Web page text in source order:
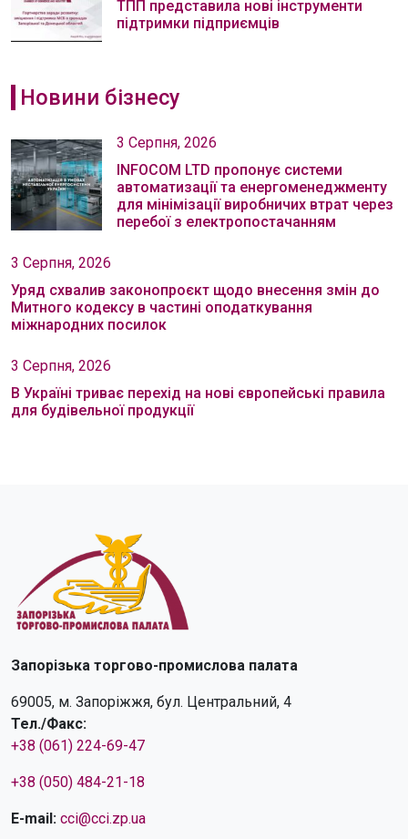
ТПП представила нові інструменти
підтримки підприємців
Новини бізнесу
3 Серпня, 2026
INFOCOM LTD пропонує системи
автоматизації та енергоменеджменту
для мінімізації виробничих втрат через
перебої з електропостачанням
3 Серпня, 2026
Уряд схвалив законопроєкт щодо внесення змін до
Митного кодексу в частині оподаткування
міжнародних посилок
3 Серпня, 2026
В Україні триває перехід на нові європейські правила
для будівельної продукції
Запорізька торгово-промислова палата
69005, м. Запоріжжя, бул. Центральний, 4
Тел./Факс:
+38 (061) 224-69-47
+38 (050) 484-21-18
E-mail: cci@cci.zp.ua